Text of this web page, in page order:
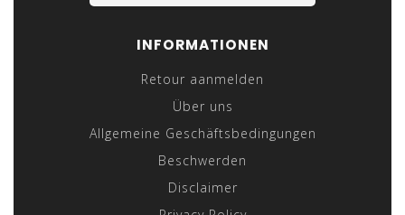
INFORMATIONEN
Retour aanmelden
Über uns
Allgemeine Geschäftsbedingungen
Beschwerden
Disclaimer